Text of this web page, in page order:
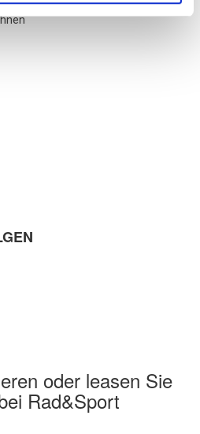
oder leasen Sie
Rad&Sport